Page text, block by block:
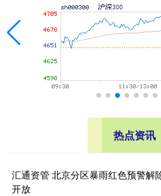
热点资讯
汇通资管 北京分区暴雨红色预警解
开放